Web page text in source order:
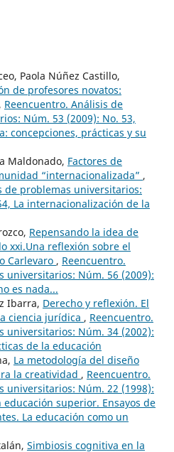
Paola Núñez Castillo,
de profesores novatos:
, Reencuentro. Análisis de
Núm. 53 (2009): No. 53,
concepciones, prácticas y su
Maldonado, Factores de
“internacionalizada” ,
de problemas universitarios:
La internacionalización de la
Repensando la idea de
xxi.Una reflexión sobre el
Carlevaro , Reencuentro.
universitarios: Núm. 56 (2009):
es nada...
Ibarra, Derecho y reflexión. El
ciencia jurídica , Reencuentro.
universitarios: Núm. 34 (2002):
de la educación
La metodología del diseño
la creatividad , Reencuentro.
universitarios: Núm. 22 (1998):
educación superior. Ensayos de
La educación como un
Simbiosis cognitiva en la